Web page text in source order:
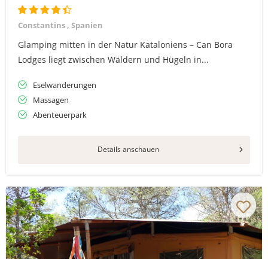
Constantins , Spanien
Glamping mitten in der Natur Kataloniens – Can Bora
Lodges liegt zwischen Wäldern und Hügeln in...
Eselwanderungen
Massagen
Abenteuerpark
Details anschauen